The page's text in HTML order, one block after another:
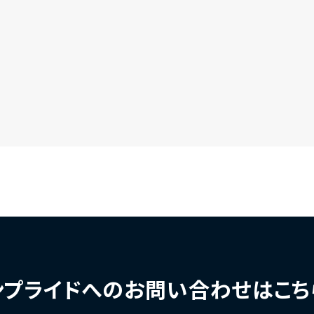
ライドへのお問い合わせはこ